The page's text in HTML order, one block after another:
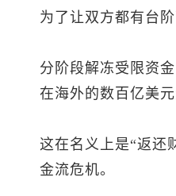
为了让双方都有台
分阶段解冻受限资
在海外的数百亿美元
这在名义上是“返还
金流危机。